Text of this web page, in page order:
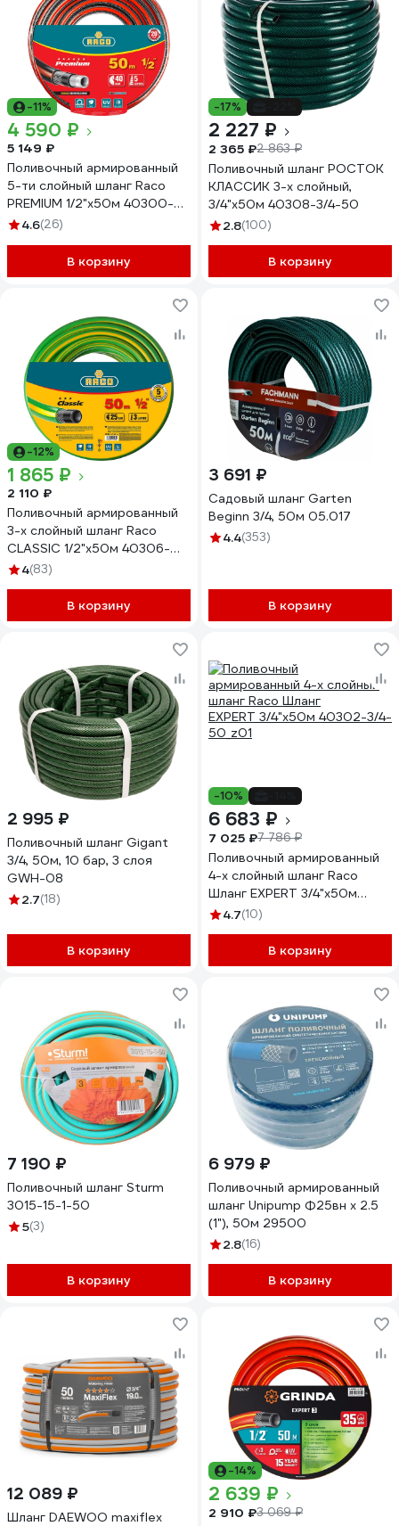
-11%
4 590 ₽
5 149 ₽
Поливочный армированный
5-ти слойный шланг Raco
PREMIUM 1/2"x50м 40300-
1/2-50_z01
4.6(26)
В корзину
-17%
2 227 ₽
2 365 ₽2 863 ₽
Поливочный шланг РОСТОК
КЛАССИК 3-х слойный,
3/4"x50м 40308-3/4-50
2.8(100)
В корзину
-12%
1 865 ₽
2 110 ₽
Поливочный армированный
3-х слойный шланг Raco
CLASSIC 1/2"x50м 40306-
1/2-50_z01
4(83)
В корзину
3 691 ₽
Садовый шланг Garten
Beginn 3/4, 50м 05.017
4.4(353)
В корзину
2 995 ₽
Поливочный шланг Gigant
3/4, 50м, 10 бар, 3 слоя
GWH-08
2.7(18)
В корзину
-10%
6 683 ₽
7 025 ₽7 786 ₽
Поливочный армированный
4-х слойный шланг Raco
Шланг EXPERT 3/4"x50м
40302-3/4-50_z01
4.7(10)
В корзину
7 190 ₽
Поливочный шланг Sturm
3015-15-1-50
5(3)
В корзину
6 979 ₽
Поливочный армированный
шланг Unipump Ф25вн х 2.5
(1"), 50м 29500
2.8(16)
В корзину
12 089 ₽
Шланг DAEWOO maxiflex
-14%
2 639 ₽
2 910 ₽3 069 ₽